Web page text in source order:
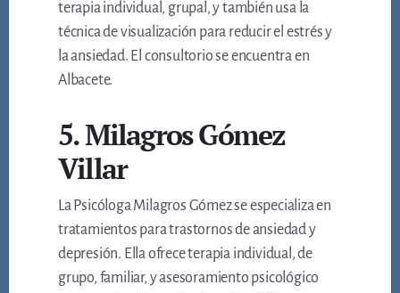
terapia individual, grupal, y también usa la
técnica de visualización para reducir el estrés y
la ansiedad. El consultorio se encuentra en
Albacete.
5. Milagros Gómez
Villar
La Psicóloga Milagros Gómez se especializa en
tratamientos para trastornos de ansiedad y
depresión. Ella ofrece terapia individual, de
grupo, familiar, y asesoramiento psicológico